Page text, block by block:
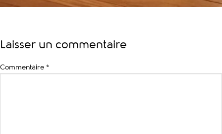
Laisser un commentaire
Commentaire *